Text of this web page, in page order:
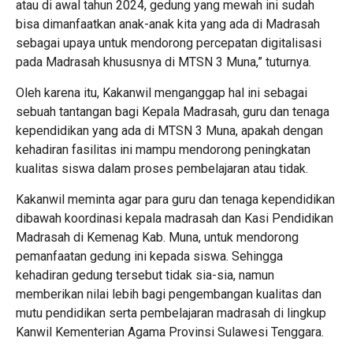
atau di awal tahun 2024, gedung yang mewah ini sudah
bisa dimanfaatkan anak-anak kita yang ada di Madrasah
sebagai upaya untuk mendorong percepatan digitalisasi
pada Madrasah khususnya di MTSN 3 Muna,” tuturnya.
Oleh karena itu, Kakanwil menganggap hal ini sebagai
sebuah tantangan bagi Kepala Madrasah, guru dan tenaga
kependidikan yang ada di MTSN 3 Muna, apakah dengan
kehadiran fasilitas ini mampu mendorong peningkatan
kualitas siswa dalam proses pembelajaran atau tidak.
Kakanwil meminta agar para guru dan tenaga kependidikan
dibawah koordinasi kepala madrasah dan Kasi Pendidikan
Madrasah di Kemenag Kab. Muna, untuk mendorong
pemanfaatan gedung ini kepada siswa. Sehingga
kehadiran gedung tersebut tidak sia-sia, namun
memberikan nilai lebih bagi pengembangan kualitas dan
mutu pendidikan serta pembelajaran madrasah di lingkup
Kanwil Kementerian Agama Provinsi Sulawesi Tenggara.